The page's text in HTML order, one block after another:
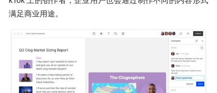
满足商业用途。